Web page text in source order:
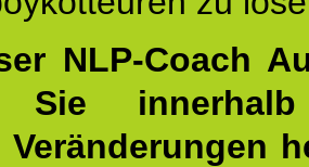
NLP-Coach
Sie
Veränderungen